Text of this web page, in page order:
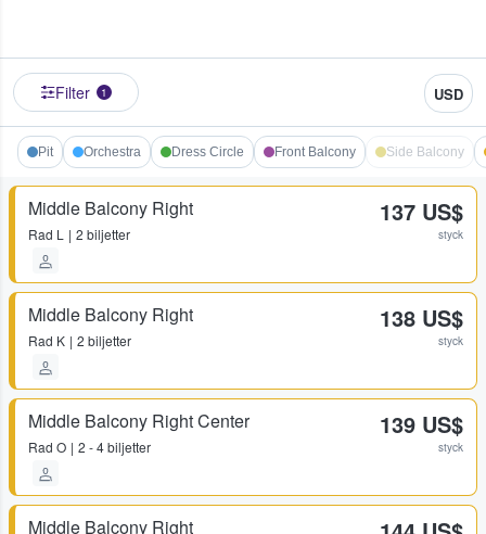
Filter 1 USD
Pit Orchestra Dress Circle Front Balcony Side Balcony
Middle Balcony Right
Rad L 2 biljetter
137 US$
styck
Middle Balcony Right
Rad K 2 biljetter
138 US$
styck
Middle Balcony Right Center
Rad O 2 - 4 biljetter
139 US$
styck
Middle Balcony Right